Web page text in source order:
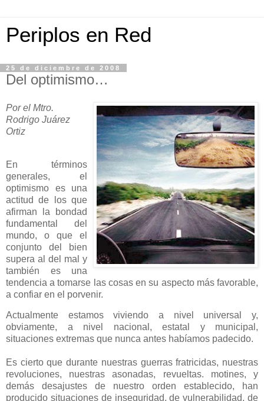
Periplos en Red
25 de diciembre de 2008
Del optimismo…
Por el Mtro.
Rodrigo Juárez
Ortiz
En términos
generales, el
optimismo es una
actitud de los que
afirman la bondad
fundamental del
mundo, o que el
conjunto del bien
supera al del mal y
también es una
tendencia a tomarse las cosas en su aspecto más favorable,
a confiar en el porvenir.
Actualmente estamos viviendo a nivel universal y,
obviamente, a nivel nacional, estatal y municipal,
situaciones extremas que nunca antes habíamos padecido.
Es cierto que durante nuestras guerras fratricidas, nuestras
revoluciones, nuestras asonadas, revueltas. motines, y
demás desajustes de nuestro orden establecido, han
producido situaciones de inseguridad, de vulnerabilidad, de